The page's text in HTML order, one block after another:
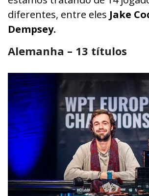
diferentes, entre eles Jake
Dempsey.
Alemanha – 13 títulos